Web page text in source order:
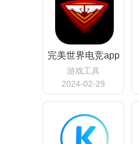
完美世界电竞app
游戏工具
2024-02-29